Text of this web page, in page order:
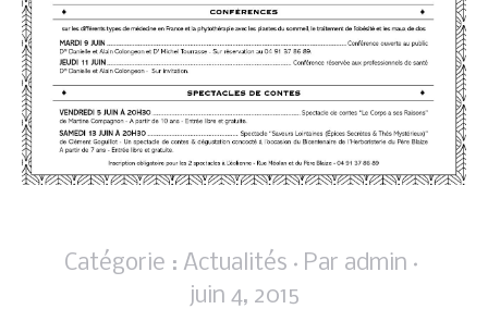
Catégorie : Actualités Par admin
juin 4, 2015